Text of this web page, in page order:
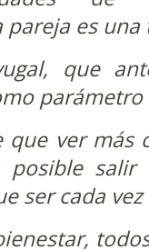
es una
que
que ver más
posible salir
ser cada